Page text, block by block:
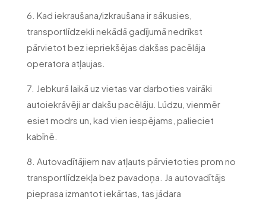
6. Kad iekraušana/izkraušana ir sākusies,
transportlīdzekli nekādā gadījumā nedrīkst
pārvietot bez iepriekšējas dakšas pacēlāja
operatora atļaujas.
7. Jebkurā laikā uz vietas var darboties vairāki
autoiekrāvēji ar dakšu pacēlāju. Lūdzu, vienmēr
esiet modrs un, kad vien iespējams, palieciet
kabīnē.
8. Autovadītājiem nav atļauts pārvietoties prom no
transportlīdzekļa bez pavadoņa. Ja autovadītājs
pieprasa izmantot iekārtas, tas jādara